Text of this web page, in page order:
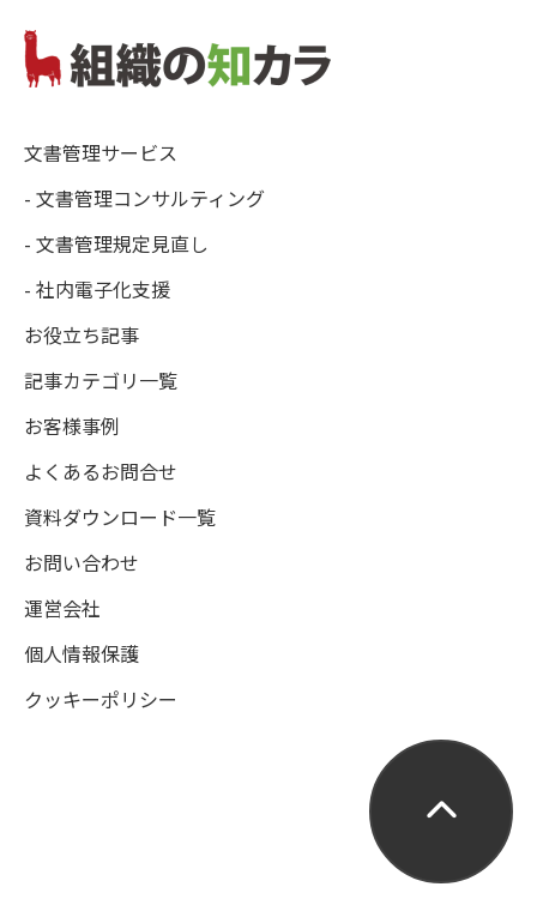
文書管理サービス
- 文書管理コンサルティング
- 文書管理規定見直し
- 社内電子化支援
お役立ち記事
記事カテゴリ一覧
お客様事例
よくあるお問合せ
資料ダウンロード一覧
お問い合わせ
運営会社
個人情報保護
クッキーポリシー